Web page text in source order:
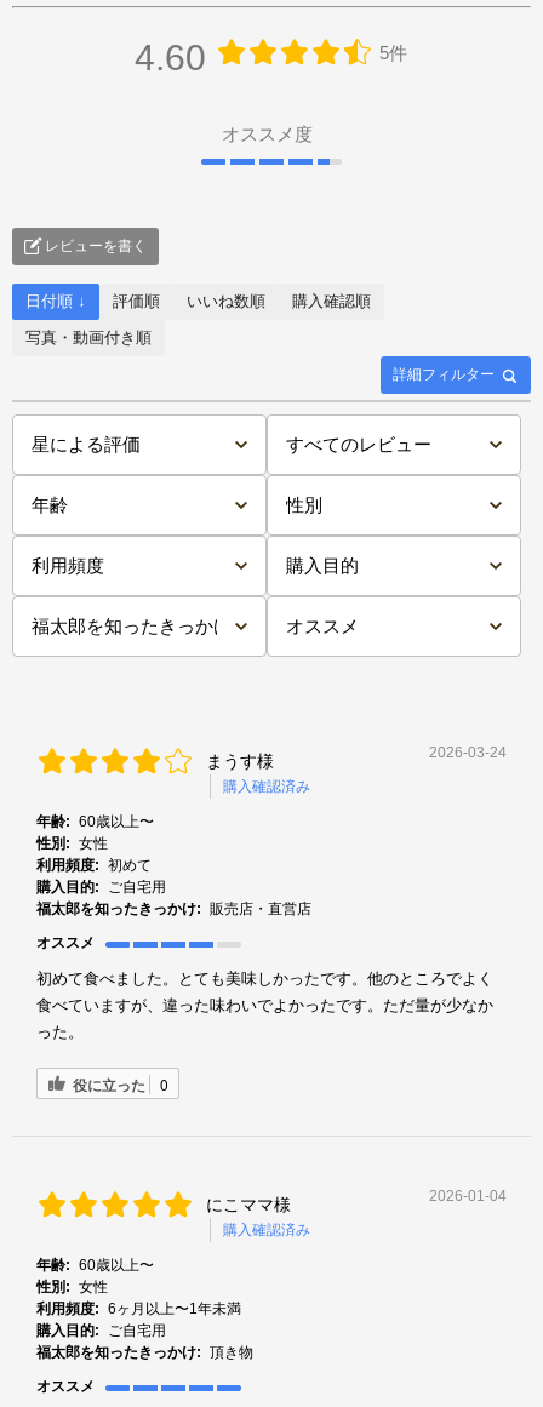
4.60 5件
オススメ度
レビューを書く
詳細フィルター
日付順 ↓ 評価順 いいね数順
購入確認順
写真・動画付き順
まうす様
購入確認済み
2026-03-24
年齢: 60歳以上〜
性別: 女性
利用頻度: 初めて
購入目的:
ご自宅用
福太郎を知ったきっかけ: 販売店・直営店
オススメ
初めて食べました。とても美味しかったです。他のところでよく
食べていますが、違った味わいでよかったです。ただ量が少なか
った。
役に立った 0
にこママ様
購入確認済み
2026-01-04
年齢: 60歳以上〜
性別: 女性
利用頻度: 6ヶ月以上〜1年未満
購入目的:
ご自宅用
福太郎を知ったきっかけ: 頂き物
オススメ